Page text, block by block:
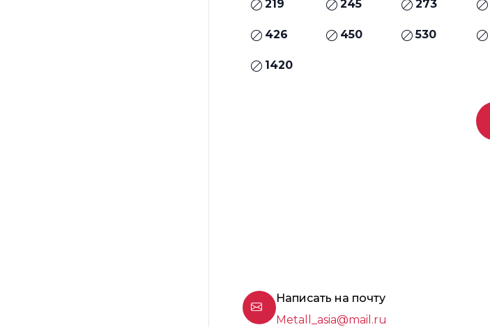
219 245 273
426 450 530
1420
Написать на почту
Metall_asia@mail.ru